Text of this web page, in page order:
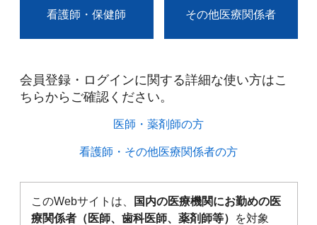
看護師・保健師 その他医療関係者
会員登録・ログインに関する詳細な使い方はこ
ちらからご確認ください。​
医師・薬剤師の方​
看護師・その他医療関係者の方​
このWebサイトは、
国内の医療機関にお勤めの医
療関係者（医師、歯科医師、薬剤師等）
を対象